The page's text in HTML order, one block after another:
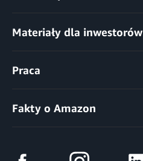
Materiały dla inwestorów
Praca
Fakty o Amazon